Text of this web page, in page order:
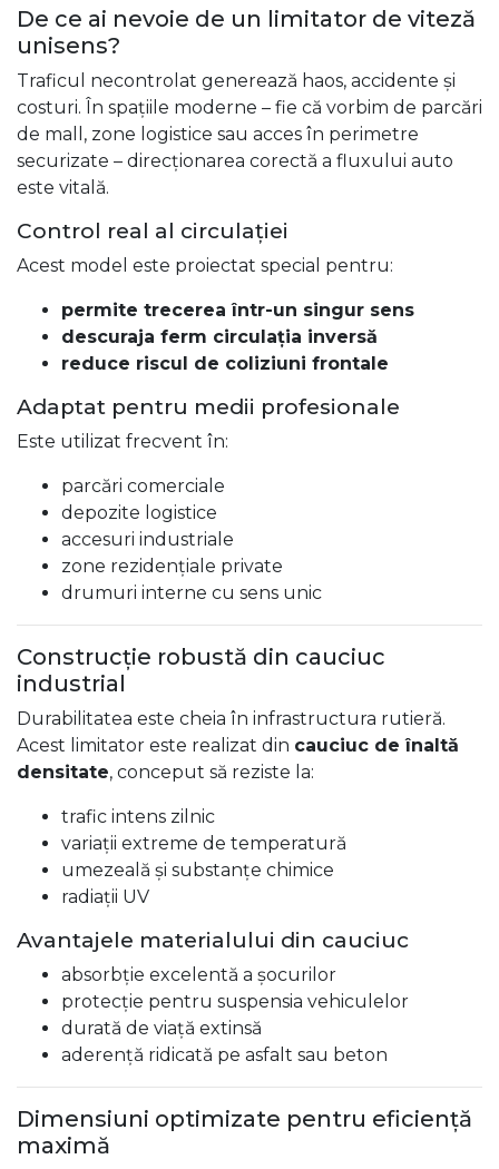
De ce ai nevoie de un limitator de viteză
unisens?
Traficul necontrolat generează haos, accidente și
costuri. În spațiile moderne – fie că vorbim de parcări
de mall, zone logistice sau acces în perimetre
securizate – direcționarea corectă a fluxului auto
este vitală.
Control real al circulației
Acest model este proiectat special pentru:
permite trecerea într-un singur sens
descuraja ferm circulația inversă
reduce riscul de coliziuni frontale
Adaptat pentru medii profesionale
Este utilizat frecvent în:
parcări comerciale
depozite logistice
accesuri industriale
zone rezidențiale private
drumuri interne cu sens unic
Construcție robustă din cauciuc
industrial
Durabilitatea este cheia în infrastructura rutieră.
Acest limitator este realizat din cauciuc de înaltă
densitate, conceput să reziste la:
trafic intens zilnic
variații extreme de temperatură
umezeală și substanțe chimice
radiații UV
Avantajele materialului din cauciuc
absorbție excelentă a șocurilor
protecție pentru suspensia vehiculelor
durată de viață extinsă
aderență ridicată pe asfalt sau beton
Dimensiuni optimizate pentru eficiență
maximă